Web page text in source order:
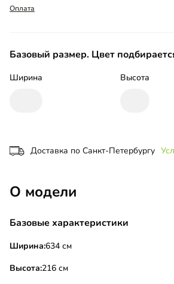
Оплата
Базовый размер. Цвет
Ширина Высота
Доставка по Санкт-Петербургу
О модели
Базовые характеристики
Ширина:634 см
Высота:216 см